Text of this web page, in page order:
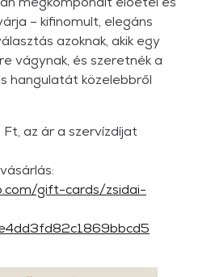
– kifinomult, elegáns
azoknak, akik egy
vágynak, és szeretnék a
hangulatát közelebbről
az ár a szervízdíjat
gift-cards/zsidai-